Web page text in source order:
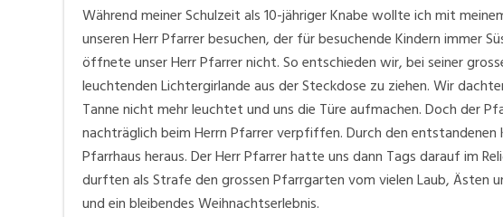
Während meiner Schulzeit als 10-jähriger Knabe wollte ich mit
unseren Herr Pfarrer besuchen, der für besuchende Kindern immer
öffnete unser Herr Pfarrer nicht. So entschieden wir, bei seiner
leuchtenden Lichtergirlande aus der Steckdose zu ziehen. Wir
Tanne nicht mehr leuchtet und uns die Türe aufmachen. Doch der
nachträglich beim Herrn Pfarrer verpfiffen. Durch den entstandenen
Pfarrhaus heraus. Der Herr Pfarrer hatte uns dann Tags darauf im
durften als Strafe den grossen Pfarrgarten vom vielen Laub, Ästen
und ein bleibendes Weihnachtserlebnis.